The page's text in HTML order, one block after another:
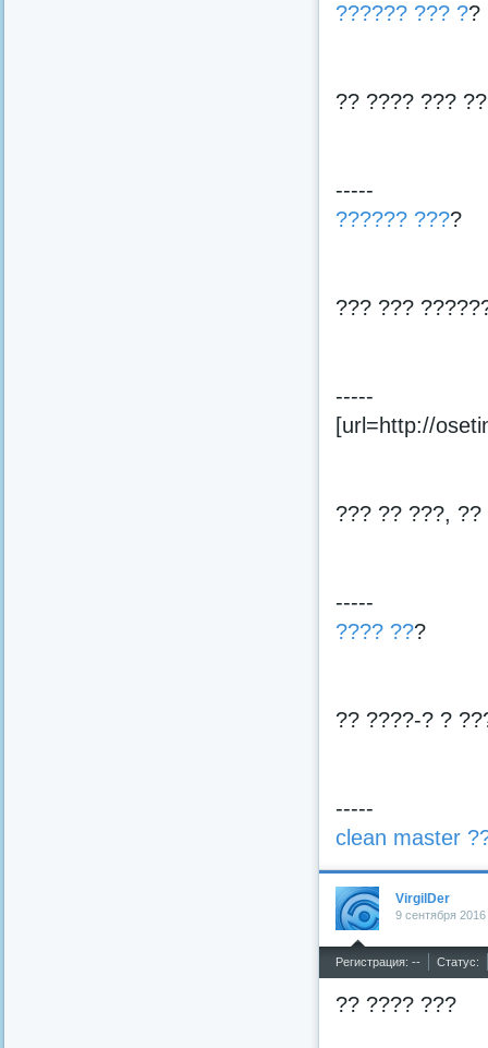
?????? ??? ??
?? ???? ???
-----
?????? ????
??? ???
-----
[url=http://
??? ?? ???,
-----
???? ???
?? ????-? ?
-----
clean master
VirgilDer
9 сентября
Регистрация: -- Статус:
?? ???? ???